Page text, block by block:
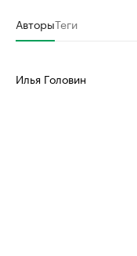
АвторыТеги
Илья Головин